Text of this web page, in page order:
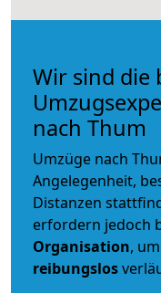
Wir sind die
nach Thum
Umzüge nach
Angelegenheit,
Distanzen
erfordern jedoch
Organisation,
reibungslos